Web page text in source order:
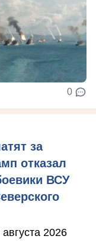
0
за
отказал
ВСУ
2026